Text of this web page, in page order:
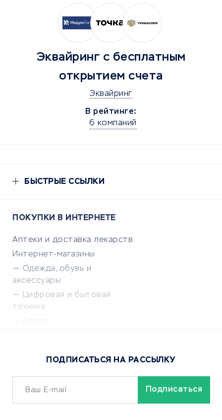
Эквайринг с бесплатным
открытием счета
Эквайринг
В рейтинге:
6 компаний
БЫСТРЫЕ ССЫЛКИ
ПОКУПКИ В ИНТЕРНЕТЕ
Аптеки и доставка лекарств
Интернет-магазины
Одежда, обувь и
аксессуары
Цифровая и бытовая
техника
Сервисы доставки
ОБУЧЕНИЕ И РАБОТА
ПОДПИСАТЬСЯ НА РАССЫЛКУ